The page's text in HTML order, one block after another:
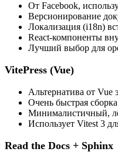
От Facebook,
Версионирование
Локализация (i18n)
React-компоненты
Лучший выбор для
VitePress (Vue)
Альтернатива от Vue
Очень быстрая
Минималистичный,
Использует Vitest 3
Read the Docs + Sphinx